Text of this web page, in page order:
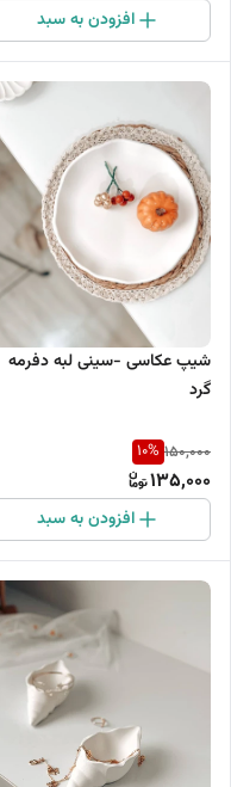
افزودن به سبد
شیپ عکاسی -سینی لبه دفرمه
گرد
150,000
10%
135,000
افزودن به سبد